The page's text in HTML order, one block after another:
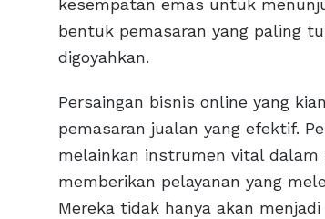
kesempatan emas untuk
bentuk pemasaran yang paling
digoyahkan.
Persaingan bisnis online yang
pemasaran jualan yang efektif.
melainkan instrumen vital dalam
memberikan pelayanan yang
Mereka tidak hanya akan